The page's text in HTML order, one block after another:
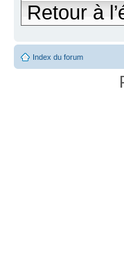
Retour à
Index du forum